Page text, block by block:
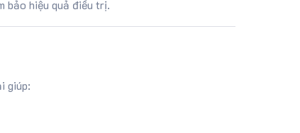
bảo hiệu quả điều trị.
giúp: